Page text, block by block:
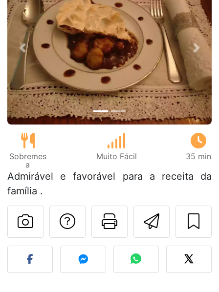
Anterior Next
Sobremes
a
Muito Fácil 35 min
Admirável e favorável para a receita da
família .
Imprima
Falar com o autor
Fez esta receita?